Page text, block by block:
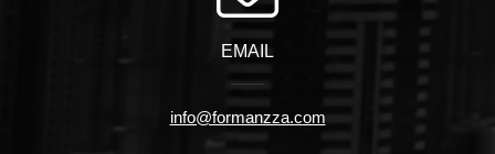
EMAIL
info@formanzza.com